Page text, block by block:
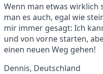
Wenn man etwas wirklich
man es auch, egal wie
mir immer gesagt: Ich
und von vorne starten,
einen neuen Weg gehen!
Dennis, Deutschland